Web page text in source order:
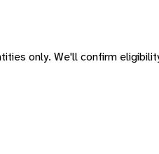
only. We'll confirm